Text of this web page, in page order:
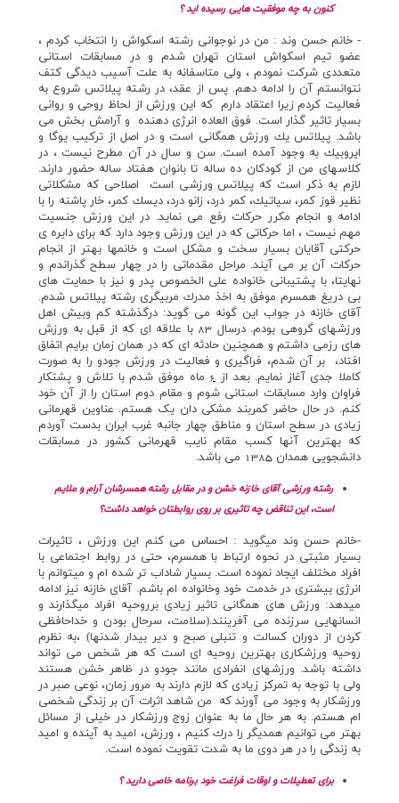
كنون به چه موفقيت هايي رسيده ايد ؟
- خانم حسن وند : من در نوجواني رشته اسكواش را انتخاب كردم ،
عضو تيم اسكواش استان تهران شدم و در مسابقات استاني
متعددي شركت نمودم ، ولي متاسفانه به علت آسيب ديدگي كتف
نتوانستم آن را ادامه دهم. پس از عقد، در رشته پيلاتس شروع به
فعاليت كردم زيرا اعتقاد دارم كه اين ورزش از لحاظ روحي و رواني
بسيار تاثير گذار است. فوق العاده انرژي دهنده و آرامش بخش مي
باشد. پيلاتس يك ورزش همگاني است و در اصل از تركيب يوگا و
ايروبيك به وجود آمده است. سن و سال در آن مطرح نيست ، در
كلاسهاي من از كودكان ده ساله تا بانوان هفتاد ساله حضور دارند.
لازم به ذكر است كه پيلاتس ورزشي است اصلاحي كه مشكلاتي
نظير قوز كمر،‌ سياتيك، كمر درد،‌ زانو درد، ديسك كمر، خار پاشنه را با
ادامه و انجام مكرر حركات رفع مي نمايد. در اين ورزش جنسيت
مهم نيست ، اما حركاتي كه در اين ورزش وجود دارد كه براي دايره ي
حركتي آقايان بسيار سخت و مشكل است و خانمها بهتر از انجام
حركات آن بر مي آيند. مراحل مقدماتي را در چهار سطح گذراندم و
نهايتا، با پشتيباني خانواده علي الخصوص پدر و نيز با حمايت هاي
بي دريغ همسرم موفق به اخذ مدرك مربيگري رشته پيلاتس شدم.
آقاي خازنه در جواب اين گونه مي گويد: درگذشته كم وبيش اهل
ورزشهاي گروهي بودم. درسال 83 با علاقه اي كه از قبل به ورزش
هاي رزمي داشتم و همچنين حادثه اي كه در همان زمان برايم اتفاق
افتاد، بر آن شدم، فراگيري و فعاليت در ورزش جودو را به صورت
كاملا جدي آغاز نمايم. بعد از
6 ماه موفق شدم با تلاش و پشتكار
فراوان وارد مسابقات استاني شوم و مقام دوم استان را از آن خود
كنم. در حال حاضر کمربند مشکي دان يک هستم. عناوين قهرماني
زيادي در سطح استان و مناطق چهار جانبه غرب ايران بدست آوردم
که بهترين آنها كسب مقام نايب قهرماني كشور در مسابقات
دانشجويي همدان 1385 مي باشد.
رشته ورزشي آقاي خازنه خشن و در مقابل رشته همسرشان آرام و ملايم
است، اين تناقض چه تاثيري بر روي روابطتان خواهد داشت؟
-خانم حسن وند ميگويد : احساس مي كنم اين ورزش ، تاثيرات
بسيار مثبتي در نحوه ارتباط با همسرم، حتي در روابط اجتماعي با
افراد مختلف ايجاد نموده است. بسيار شاداب تر شده ام و ميتوانم با
انرژي بيشتري در خدمت خود وخانواده ام باشم. آقاي خازنه نيز ادامه
ميدهد: ورزش هاي همگاني تاثير زيادي برروحيه افراد ميگذارند و
انسانهايي سرزنده مي آفرينند.(سلامت، سرحال بودن و خداحافظي
كردن از دوران كسالت و تنبلي صبح و دير بيدار شدنها) ،‌به نظرم
روحيه ورزشكاري بهترين روحيه اي است كه هر شخص مي تواند
داشته باشد. ورزشهاي انفرادي مانند جودو در ظاهر خشن هستند
ولي با توجه به تمركز زيادي كه لازم دارند به مرور زمان، نوعي صبر در
ورزشكار به وجود مي آورند كه من شاهد اثرات آن بر زندگي شخصي
ام هستم. به هر حال ما به عنوان زوج ورزشكار در خيلي از مسائل
بهتر مي توانيم همديگر را درك كنيم ، ورزش، اميد به آينده و اميد
به زندگي را در هر دوي ما به شدت تقويت نموده است.
براي تعطيلات و اوقات فراغت خود برنامه خاصي داريد ؟